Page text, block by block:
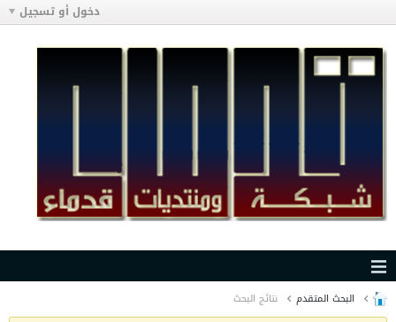
دخول أو تسجيل
البحث المتقدم نتائج البحث